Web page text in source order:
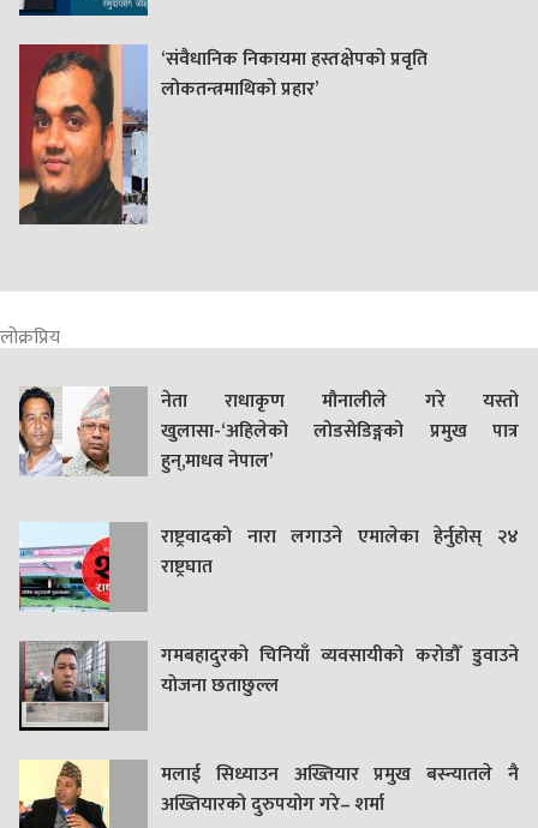
‘संवैधानिक निकायमा हस्तक्षेपको प्रवृति
लोकतन्त्रमाथिको प्रहार’
लोक्रप्रिय
नेता राधाकृण मौनालीले गरे यस्तो
खुलासा-‘अहिलेको लोडसेडिङ्गको प्रमुख पात्र
हुन्,माधव नेपाल’
राष्ट्रवादको नारा लगाउने एमालेका हेर्नुहोस् २४
राष्ट्रघात
गमबहादुरकाे चिनियाँ व्यवसायीको करोडौँ डुवाउने
याेजना छताछुल्ल
मलाई सिध्याउन अख्तियार प्रमुख बस्न्यातले नै
अख्तियारको दुरुपयोग गरे– शर्मा